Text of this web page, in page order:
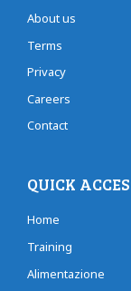
About us
Terms
Privacy
Careers
Contact
QUICK
Home
Training
Alimentazione